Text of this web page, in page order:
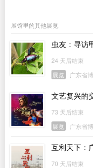
展馆里的其他展览
虫友：寻访
24 天后结束
展览
广东省
文艺复兴的
73 天后结束
展览
广东省
互利天下：
70 天后结束